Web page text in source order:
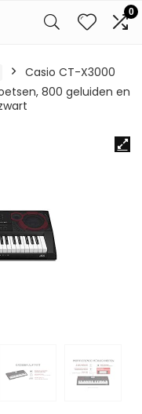
0
Casio CT-X3000
800 geluiden en